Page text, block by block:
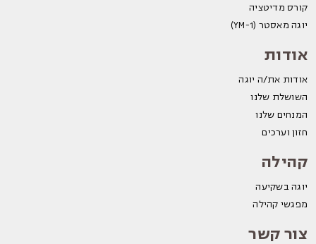
קורס מדיטציה
יוגה מאסטר (YM-1)
אודות
אודות את/ה יוגה
השושלת שלנו
המנחים שלנו
חזון וערכים
קהילה
יוגה בשקיעה
מפגשי קהילה
צור קשר